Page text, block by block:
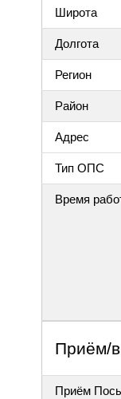
Широта
Долгота
Регион
Район
Адрес
Тип ОПС
Время
Приём/
Приём